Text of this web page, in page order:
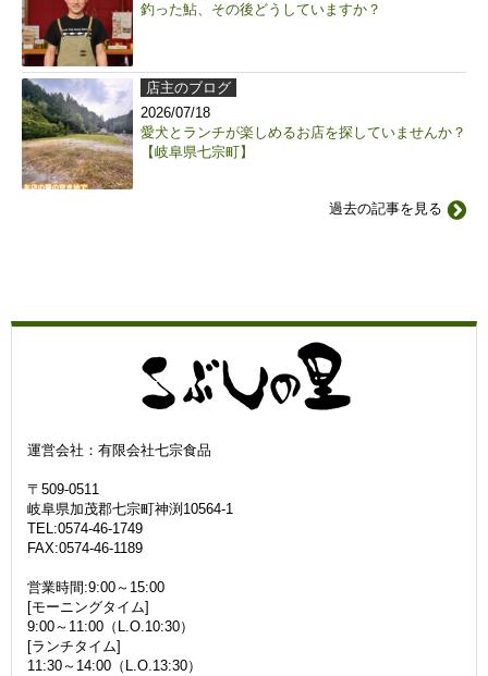
釣った鮎、その後どうしていますか？
店主のブログ
2026/07/18
愛犬とランチが楽しめるお店を探していませんか？
【岐阜県七宗町】
過去の記事を見る
運営会社：有限会社七宗食品
〒509-0511
岐阜県加茂郡七宗町神渕10564-1
TEL:0574-46-1749
FAX:0574-46-1189
営業時間:9:00～15:00
[モーニングタイム]
9:00～11:00（L.O.10:30）
[ランチタイム]
11:30～14:00（L.O.13:30）